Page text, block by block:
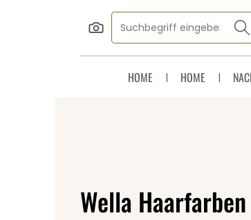
Zum Hauptinhalt springen
Zur Suche springen
Zur Hauptnavigation springen
HOME HOME
Wella Haarfarben